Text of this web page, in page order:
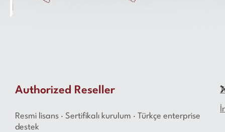
Authorized Reseller
Resmi lisans · Sertifikalı kurulum · Türkçe enterprise
destek